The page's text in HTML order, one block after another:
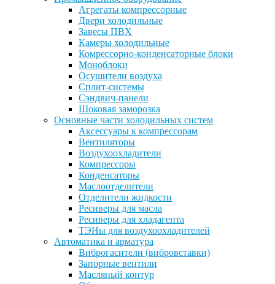
Агрегаты компрессорные
Двери холодильные
Завесы ПВХ
Камеры холодильные
Комрессорно-конденсаторные блоки
Моноблоки
Осушители воздуха
Сплит-системы
Сэндвич-панели
Шоковая заморозка
Основные части холодильных систем
Аксессуары к компрессорам
Вентиляторы
Воздухоохладители
Компрессоры
Конденсаторы
Маслоотделители
Отделители жидкости
Ресиверы для масла
Ресиверы для хладагента
ТЭНы для воздухоохладителей
Автоматика и арматура
Виброгасители (вибровставки)
Запорные вентили
Масляный контур